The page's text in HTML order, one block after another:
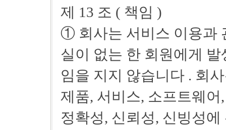
제 13 조 ( 책임 )
① 회사는 서비스 이용과
실이 없는 한 회원에게
임을 지지 않습니다 . 회
제품, 서비스, 소프트웨
정확성, 신뢰성, 신빙성